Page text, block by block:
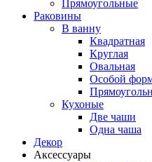
Прямоугольные
Раковины
В ванну
Квадратная
Круглая
Овальная
Особой
Кухоные
Две чаши
Одна чаша
Декор
Аксессуары